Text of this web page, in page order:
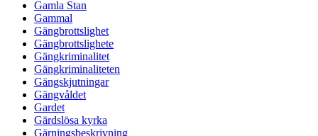
Gamla Stan
Gammal
Gängbrottslighet
Gängbrottslighete
Gängkriminalitet
Gängkriminaliteten
Gängskjutningar
Gängvåldet
Gardet
Gärdslösa kyrka
Gärningsbeskrivning